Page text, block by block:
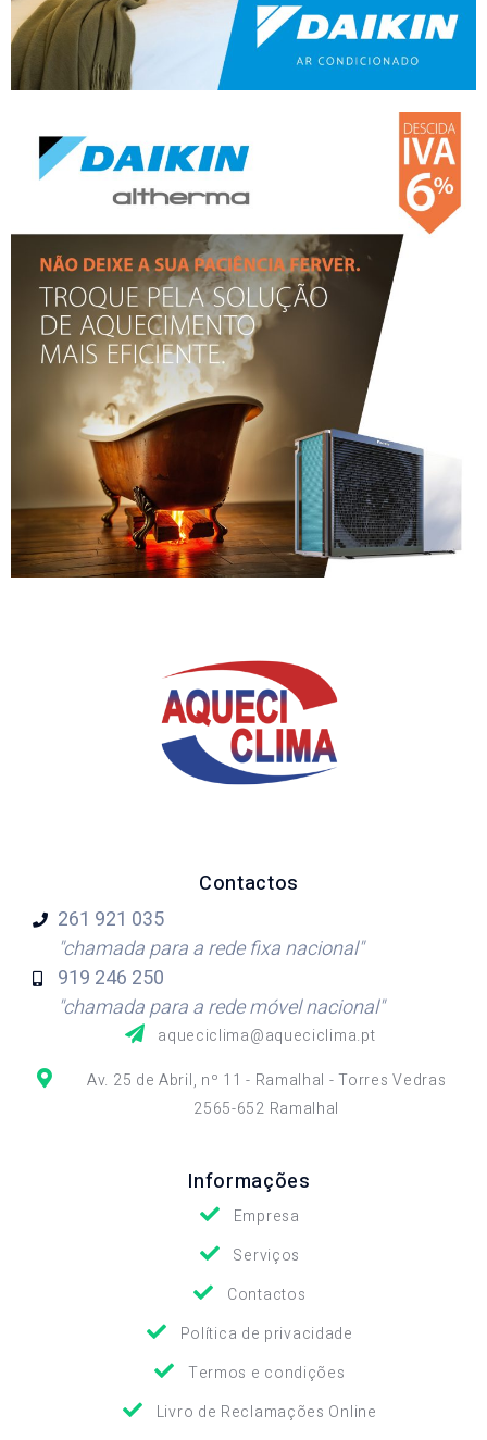
Contactos
261 921 035
"chamada para a rede fixa nacional"
919 246 250
"chamada para a rede móvel nacional"
aqueciclima@aqueciclima.pt
Av. 25 de Abril, nº 11 - Ramalhal - Torres Vedras
2565-652 Ramalhal
Informações
Empresa
Serviços
Contactos
Política de privacidade
Termos e condições
Livro de Reclamações Online